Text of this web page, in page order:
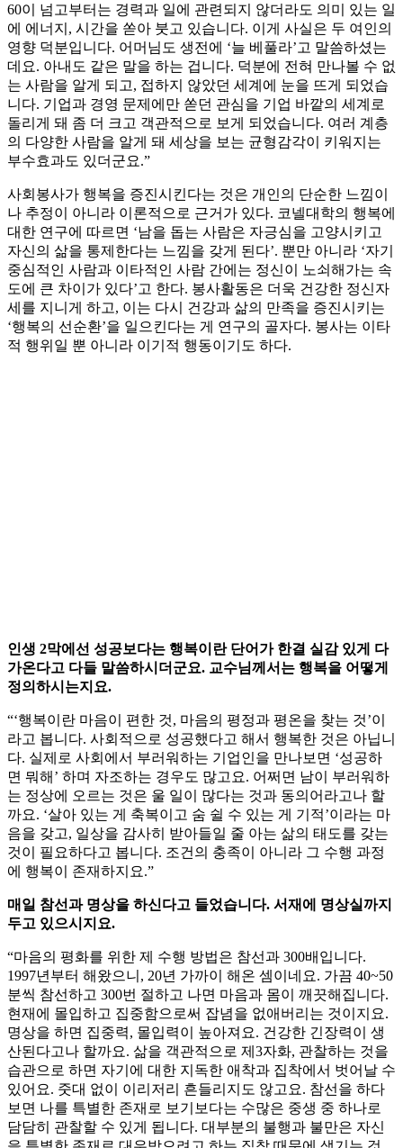
60이 넘고부터는 경력과 일에 관련되지 않더라도 의미 있는 일
에 에너지, 시간을 쏟아 붓고 있습니다. 이게 사실은 두 여인의
영향 덕분입니다. 어머님도 생전에 ‘늘 베풀라’고 말씀하셨는
데요. 아내도 같은 말을 하는 겁니다. 덕분에 전혀 만나볼 수 없
는 사람을 알게 되고, 접하지 않았던 세계에 눈을 뜨게 되었습
니다. 기업과 경영 문제에만 쏟던 관심을 기업 바깥의 세계로
돌리게 돼 좀 더 크고 객관적으로 보게 되었습니다. 여러 계층
의 다양한 사람을 알게 돼 세상을 보는 균형감각이 키워지는
부수효과도 있더군요.”
사회봉사가 행복을 증진시킨다는 것은 개인의 단순한 느낌이
나 추정이 아니라 이론적으로 근거가 있다. 코넬대학의 행복에
대한 연구에 따르면 ‘남을 돕는 사람은 자긍심을 고양시키고
자신의 삶을 통제한다는 느낌을 갖게 된다’. 뿐만 아니라 ‘자기
중심적인 사람과 이타적인 사람 간에는 정신이 노쇠해가는 속
도에 큰 차이가 있다’고 한다. 봉사활동은 더욱 건강한 정신자
세를 지니게 하고, 이는 다시 건강과 삶의 만족을 증진시키는
‘행복의 선순환’을 일으킨다는 게 연구의 골자다. 봉사는 이타
적 행위일 뿐 아니라 이기적 행동이기도 하다.
인생 2막에선 성공보다는 행복이란 단어가 한결 실감 있게 다
가온다고 다들 말씀하시더군요. 교수님께서는 행복을 어떻게
정의하시는지요.
“‘행복이란 마음이 편한 것, 마음의 평정과 평온을 찾는 것’이
라고 봅니다. 사회적으로 성공했다고 해서 행복한 것은 아닙니
다. 실제로 사회에서 부러워하는 기업인을 만나보면 ‘성공하
면 뭐해’ 하며 자조하는 경우도 많고요. 어쩌면 남이 부러워하
는 정상에 오르는 것은 울 일이 많다는 것과 동의어라고나 할
까요. ‘살아 있는 게 축복이고 숨 쉴 수 있는 게 기적’이라는 마
음을 갖고, 일상을 감사히 받아들일 줄 아는 삶의 태도를 갖는
것이 필요하다고 봅니다. 조건의 충족이 아니라 그 수행 과정
에 행복이 존재하지요.”
매일 참선과 명상을 하신다고 들었습니다. 서재에 명상실까지
두고 있으시지요.
“마음의 평화를 위한 제 수행 방법은 참선과 300배입니다.
1997년부터 해왔으니, 20년 가까이 해온 셈이네요. 가끔 40~50
분씩 참선하고 300번 절하고 나면 마음과 몸이 깨끗해집니다.
현재에 몰입하고 집중함으로써 잡념을 없애버리는 것이지요.
명상을 하면 집중력, 몰입력이 높아져요. 건강한 긴장력이 생
산된다고나 할까요. 삶을 객관적으로 제3자화, 관찰하는 것을
습관으로 하면 자기에 대한 지독한 애착과 집착에서 벗어날 수
있어요. 줏대 없이 이리저리 흔들리지도 않고요. 참선을 하다
보면 나를 특별한 존재로 보기보다는 수많은 중생 중 하나로
담담히 관찰할 수 있게 됩니다. 대부분의 불행과 불만은 자신